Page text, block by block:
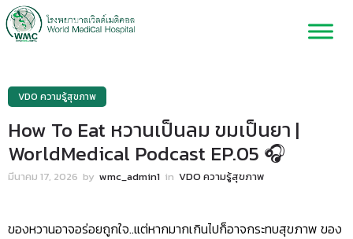
VDO ความรู้สุขภาพ
How To Eat หวานเป็นลม ขมเป็นยา |
WorldMedical Podcast EP.05 🎧
มีนาคม 17, 2026 by wmc_admin1 in VDO ความรู้สุขภาพ
ของหวานอาจอร่อยถูกใจ..แต่หากมากเกินไปก็อาจกระทบสุขภาพ ของ